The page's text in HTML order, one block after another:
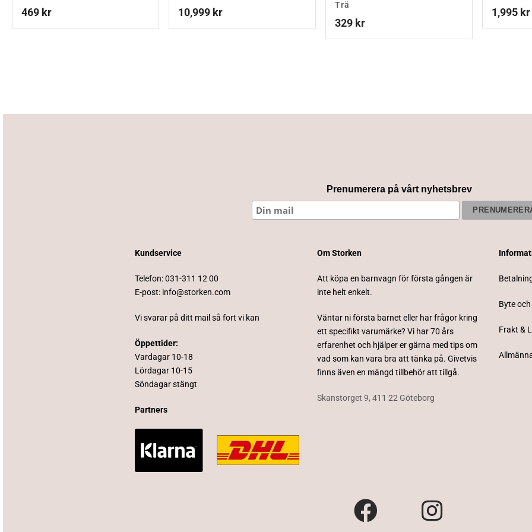
469 kr 10,999 kr
Trä
329 kr
1,995 kr
Prenumerera på vårt nyhetsbrev
Kundservice
Telefon:031-311 12 00
E-post: info@storken.com
Vi svarar på ditt mail så fort vi kan
Öppettider:
Vardagar 10-18
Lördagar 10-15
Söndagar stängt
Partners
Om Storken
Att köpa en barnvagn för första gången är
inte helt enkelt.
Väntar ni första barnet eller har frågor kring
ett specifikt varumärke? Vi har 70 års
erfarenhet och hjälper er gärna med tips om
vad som kan vara bra att tänka på. Givetvis
finns även en mängd tillbehör att tillgå.
Skanstorget 9, 411 22 Göteborg
Byte
Frakt &